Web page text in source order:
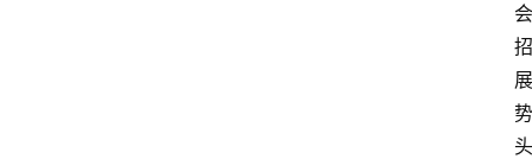
会
招
展
势
头